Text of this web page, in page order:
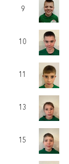
9
10
11
13
15